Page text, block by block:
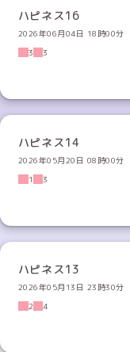
ハピネス16
2026年06月04日 18時00分
3
3
ハピネス14
2026年05月20日 08時00分
1
3
ハピネス13
2026年05月13日 23時30分
2
4